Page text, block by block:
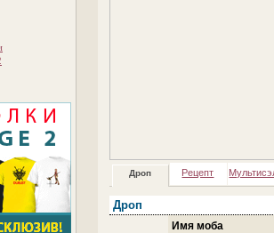
Дроп Рецепт
Дроп
Имя моба